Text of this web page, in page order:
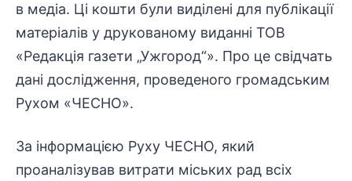
в медіа. Ці кошти були виділені для публікації
матеріалів у друкованому виданні ТОВ
«Редакція газети „Ужгород“». Про це свідчать
дані дослідження, проведеного громадським
Рухом «ЧЕСНО».
За інформацією Руху ЧЕСНО, який
проаналізував витрати міських рад всіх